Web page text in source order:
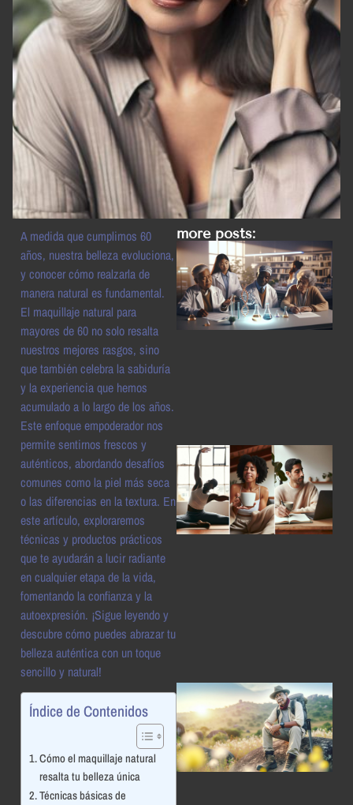
A medida que cumplimos 60
años, nuestra belleza evoluciona,
y conocer cómo realzarla de
manera natural es fundamental.
El maquillaje natural para
mayores de 60 no solo resalta
nuestros mejores rasgos, sino
que también celebra la sabiduría
y la experiencia que hemos
acumulado a lo largo de los años.
Este enfoque empoderador nos
permite sentirnos frescos y
auténticos, abordando desafíos
comunes como la piel más seca
o las diferencias en la textura. En
este artículo, exploraremos
técnicas y productos prácticos
que te ayudarán a lucir radiante
en cualquier etapa de la vida,
fomentando la confianza y la
autoexpresión. ¡Sigue leyendo y
descubre cómo puedes abrazar tu
belleza auténtica con un toque
sencillo y natural!
Índice de Contenidos
Cómo el maquillaje natural
resalta tu belleza única
Técnicas básicas de
more posts: